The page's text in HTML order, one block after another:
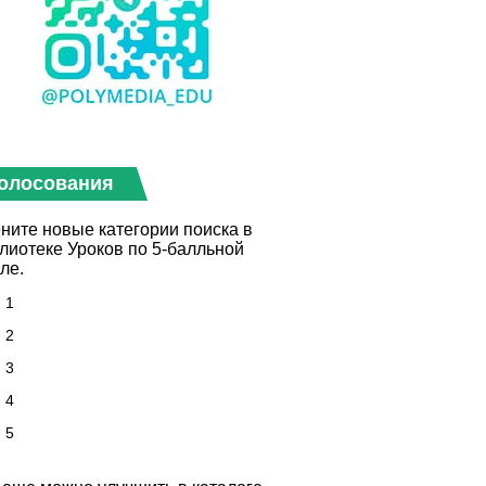
новые категории поиска в
Уроков по 5-балльной
1
2
3
4
5